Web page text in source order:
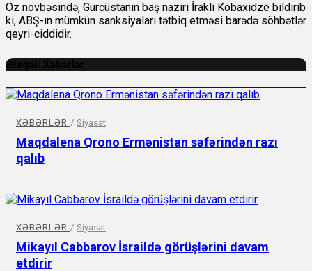
Öz növbəsində, Gürcüstanın baş naziri İrakli Kobaxidze bildirib
ki, ABŞ-ın mümkün sanksiyaları tətbiq etməsi barədə söhbətlər
qeyri-ciddidir.
Əlaqəli Xəbərlər
XƏBƏRLƏR / Siyasət
Maqdalena Qrono Ermənistan səfərindən razı
qalıb
XƏBƏRLƏR / Siyasət
Mikayıl Cabbarov İsraildə görüşlərini davam
etdirir